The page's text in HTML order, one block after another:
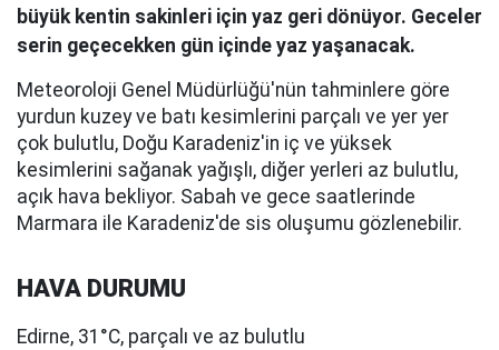
büyük kentin sakinleri için yaz geri dönüyor. Geceler
serin geçecekken gün içinde yaz yaşanacak.
Meteoroloji Genel Müdürlüğü'nün tahminlere göre
yurdun kuzey ve batı kesimlerini parçalı ve yer yer
çok bulutlu, Doğu Karadeniz'in iç ve yüksek
kesimlerini sağanak yağışlı, diğer yerleri az bulutlu,
açık hava bekliyor. Sabah ve gece saatlerinde
Marmara ile Karadeniz'de sis oluşumu gözlenebilir.
HAVA DURUMU
Edirne, 31°C, parçalı ve az bulutlu